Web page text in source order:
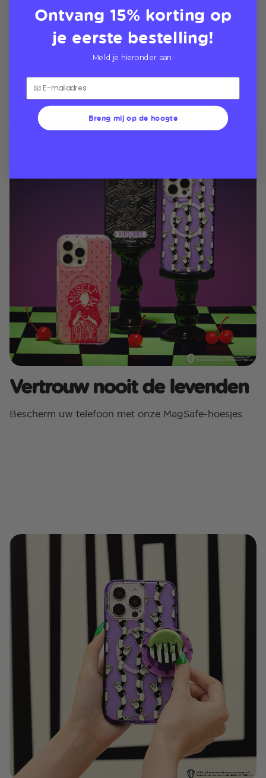
Vertrouw nooit de levenden
Bescherm uw telefoon met onze MagSafe-hoesjes
Ontvang 15% korting op
je eerste bestelling!
Meld je hieronder aan:
Breng mij op de hoogte